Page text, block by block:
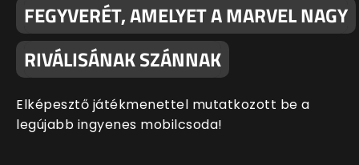
FEGYVERÉT, AMELYET A MARVEL NAGY
RIVÁLISÁNAK SZÁNNAK
Elképesztő játékmenettel mutatkozott be a
legújabb ingyenes mobilcsoda!